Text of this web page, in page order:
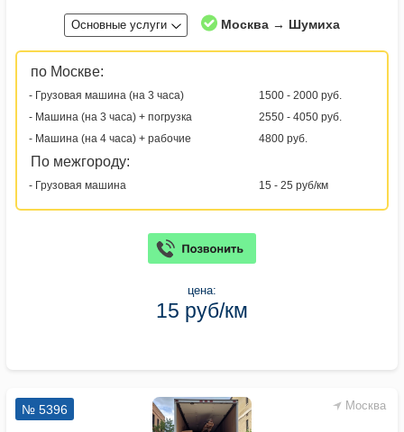
Основные услуги Москва → Шумиха
по Москве:
- Грузовая машина (на 3 часа)
1500 - 2000 руб.
- Машина (на 3 часа) + погрузка
2550 - 4050 руб.
- Машина (на 4 часа) + рабочие
4800 руб.
По межгороду:
- Грузовая машина 15 - 25 руб/км
цена:
15 руб/км
Москва
№ 5396